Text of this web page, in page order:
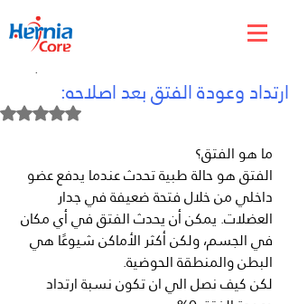
ارتداد وعودة الفتق بعد اصلاحه:
Dec 27, 2024
Rated NaN out of 5 stars.
ما هو الفتق؟
الفتق هو حالة طبية تحدث عندما يدفع عضو
داخلي من خلال فتحة ضعيفة في جدار
العضلات. يمكن أن يحدث الفتق في أي مكان
في الجسم، ولكن أكثر الأماكن شيوعًا هي
البطن والمنطقة الحوضية.
لكن كيف نصل الي ان تكون نسبة ارتداد